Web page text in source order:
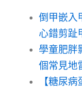
倒甲嵌入
心錯剪趾
學童肥胖
個常見地
【糖尿